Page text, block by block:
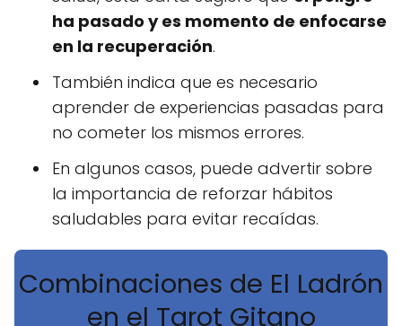
ha pasado y es momento de enfocarse
en la recuperación.
También indica que es necesario
aprender de experiencias pasadas para
no cometer los mismos errores.
En algunos casos, puede advertir sobre
la importancia de reforzar hábitos
saludables para evitar recaídas.
Combinaciones de El Ladrón
en el Tarot Gitano